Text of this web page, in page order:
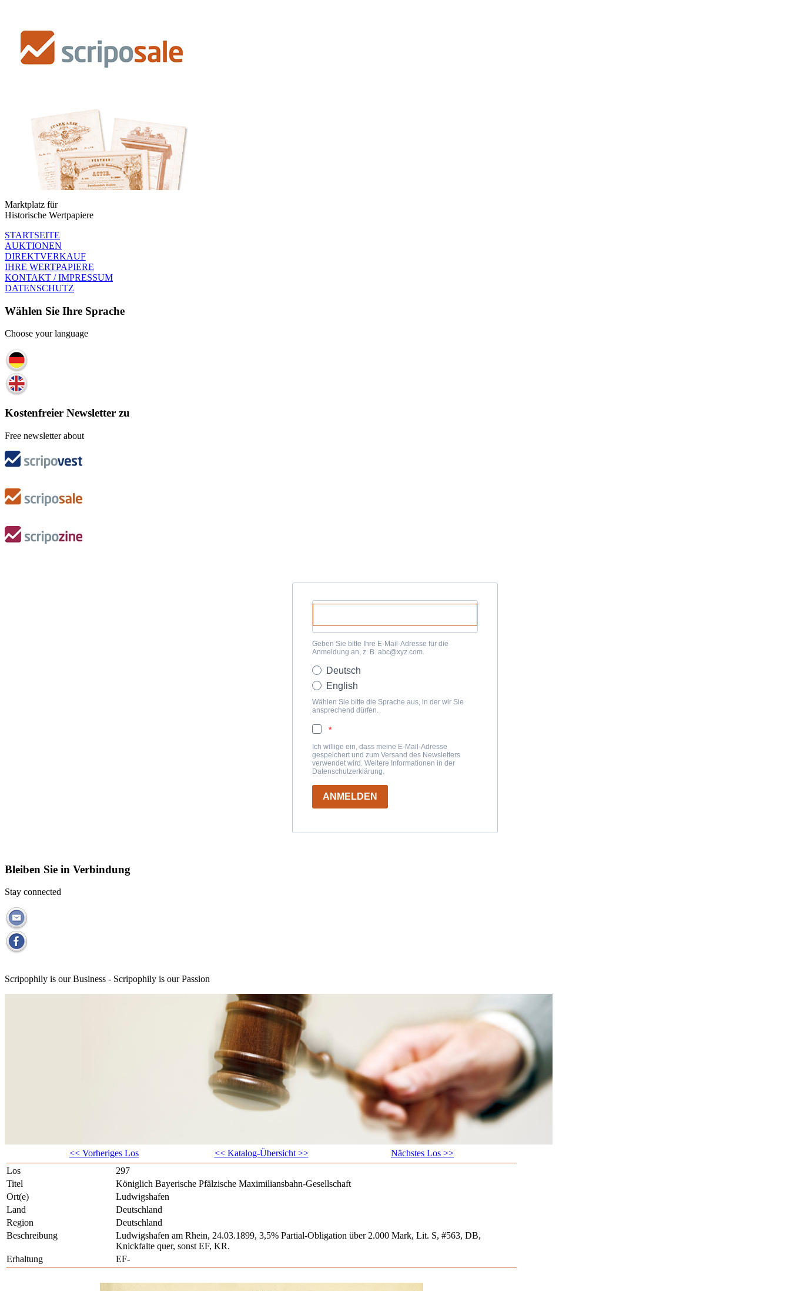
Marktplatz für
Historische Wertpapiere
STARTSEITE
AUKTIONEN
DIREKTVERKAUF
IHRE WERTPAPIERE
KONTAKT / IMPRESSUM
DATENSCHUTZ
Wählen Sie Ihre Sprache
Choose your language
Kostenfreier Newsletter zu
Free newsletter about
Geben Sie bitte Ihre E-Mail-Adresse für die
Anmeldung an, z. B. abc@xyz.com.
Deutsch
English
Wählen Sie bitte die Sprache aus, in der wir Sie
ansprechend dürfen.
Ich willige ein, dass meine E-Mail-Adresse
gespeichert und zum Versand des Newsletters
verwendet wird. Weitere Informationen in der
Datenschutzerklärung.
ANMELDEN
Bleiben Sie in Verbindung
Stay connected
Scripophily is our Business - Scripophily is our Passion
<< Vorheriges Los << Katalog-Übersicht >>
Nächstes Los >>
Los
297
Titel
Königlich Bayerische Pfälzische Maximiliansbahn-Gesellschaft
Ort(e)
Ludwigshafen
Land
Deutschland
Region
Deutschland
Beschreibung
Ludwigshafen am Rhein, 24.03.1899, 3,5% Partial-Obligation über 2.000 Mark, Lit. S, #563, DB,
Knickfalte quer, sonst EF, KR.
Erhaltung
EF-